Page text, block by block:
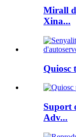
Mirall
Xina...
Quiosc
Suport
Adv...